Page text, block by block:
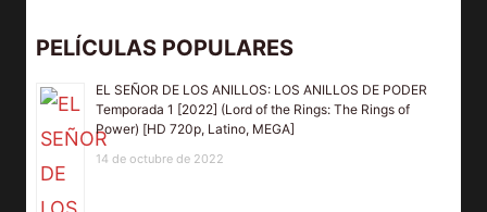
PELÍCULAS POPULARES
EL SEÑOR DE LOS ANILLOS: LOS ANILLOS DE PODER
Temporada 1 [2022] (Lord of the Rings: The Rings of
Power) [HD 720p, Latino, MEGA]
14 de octubre de 2022